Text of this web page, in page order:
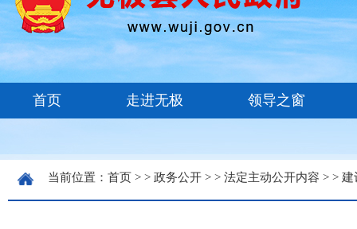
当前位置： 首页 > > 政务公开 > > 法定主动公开内容 > > 建